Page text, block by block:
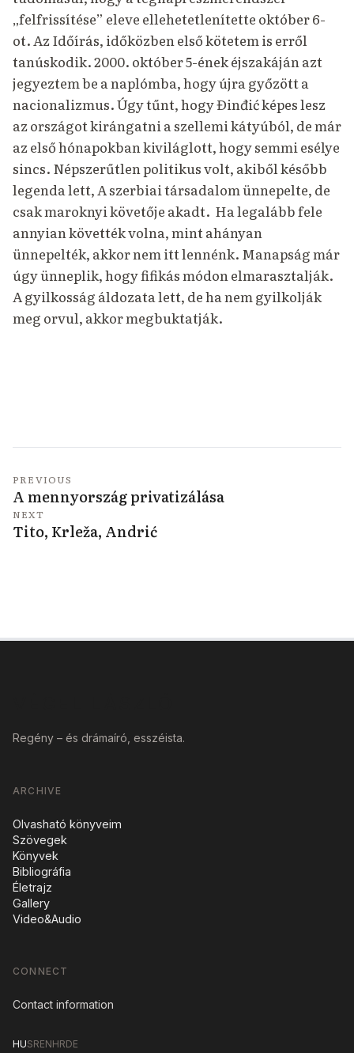
„felfrissítése” eleve ellehetetlenítette október 6-
ot. Az Időírás, időközben első kötetem is erről
tanúskodik. 2000. október 5-ének éjszakáján azt
jegyeztem be a naplómba, hogy újra győzött a
nacionalizmus. Úgy tűnt, hogy Đinđić képes lesz
az országot kirángatni a szellemi kátyúból, de már
az első hónapokban kiviláglott, hogy semmi esélye
sincs. Népszerűtlen politikus volt, akiből később
legenda lett, A szerbiai társadalom ünnepelte, de
csak maroknyi követője akadt. Ha legalább fele
annyian követték volna, mint ahányan
ünnepelték, akkor nem itt lennénk. Manapság már
úgy ünneplik, hogy fifikás módon elmarasztalják.
A gyilkosság áldozata lett, de ha nem gyilkolják
meg orvul, akkor megbuktatják.
PREVIOUS
A mennyország privatizálása
NEXT
Tito, Krleža, Andrić
Regény – és drámaíró, esszéista.
ARCHIVE
Olvasható könyveim
Szövegek
Könyvek
Bibliográfia
Életrajz
Gallery
Video&Audio
CONNECT
Contact information
HUSRENHRDE